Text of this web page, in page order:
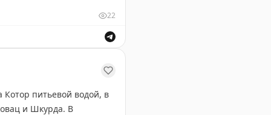
И помните:
22
питьевой водой, в
и Шкурда. В